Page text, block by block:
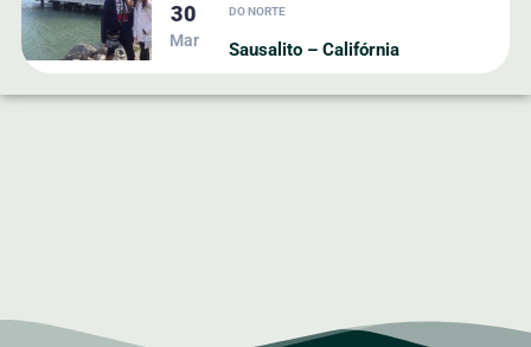
30
Mar
DO NORTE
Sausalito – Califórnia